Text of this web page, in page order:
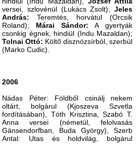
versei, szlovénül (Lukács Zsolt); Jeles
András: Teremtés, horvátul (Orcsik
Roland); Márai Sándor: A gyertyák
csonkig égnek, hindiül (Indu Mazaldan);
Tolnai Ottó: Költő disznózsírból, szerbül
(Marko Cudic).
2006
Nádas Péter: Földből csinálj nekem
oltárt, bolgárul (Kjoszeva Szvetla
fordításában), Tóth Krisztina, Szabó T.
Anna versei (németül, felolvasás
Gänsendorfban, Buda György), Szerb
Antal: Utas és holdvilág, bolgárul